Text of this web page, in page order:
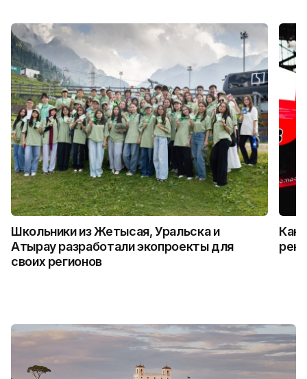
Школьники из Жетысая, Уральска и
Атырау разработали экопроекты для
своих регионов
Как